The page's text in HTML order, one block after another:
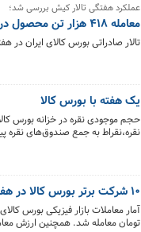
عملکرد هفتگی تالار کیش بررسی شد؛
معامله ۴۱۸ هزار تن محصول در تالار صادراتی بورس کالا
تالار صادراتی بورس کالای ایران در هفته منتهی به ۲۶ تیرماه میزبان معامله ۴۱۸ هزار و
یک هفته با بورس کالا
نقره،نقراط به جمع صندوق‌های نقره
۱۰ شرکت برتر بورس کالا در هفته منتهی به ۲۶ تیر معرفی شدند
تومان معامله شد. همچنین ارزش معاملات ۱۰ شرکت برتر به بیش از ۴۱.۵ هزار